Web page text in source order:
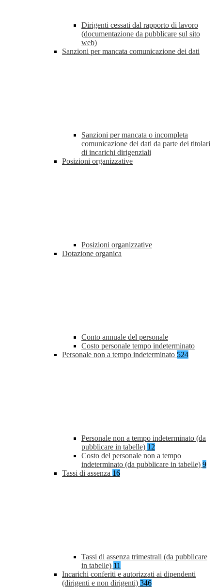
Dirigenti cessati dal rapporto di lavoro
(documentazione da pubblicare sul sito
web)
Sanzioni per mancata comunicazione dei dati
Sanzioni per mancata o incompleta
comunicazione dei dati da parte dei titolari
di incarichi dirigenziali
Posizioni organizzative
Posizioni organizzative
Dotazione organica
Conto annuale del personale
Costo personale tempo indeterminato
Personale non a tempo indeterminato 524
Personale non a tempo indeterminato (da
pubblicare in tabelle) 12
Costo del personale non a tempo
indeterminato (da pubblicare in tabelle) 9
Tassi di assenza 16
Tassi di assenza trimestrali (da pubblicare
in tabelle) 11
Incarichi conferiti e autorizzati ai dipendenti
(dirigenti e non dirigenti) 346